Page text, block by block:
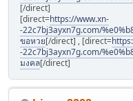
[/direct]
[direct=https://www.xn-
-22c7bj3ayxn7g.com/
ขอหวย[/direct] , [direct=
-22c7bj3ayxn7g.com/
มงคล[/direct]